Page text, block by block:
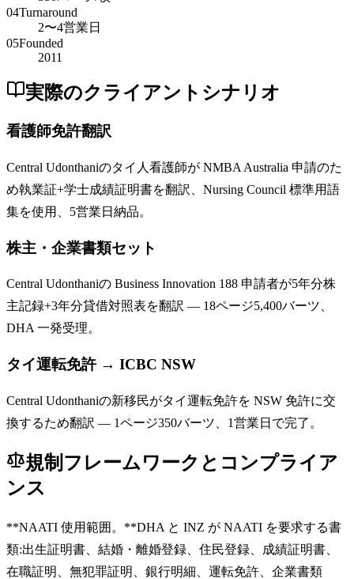
04Turnaround
2〜4営業日
05Founded
2011
実際のクライアントシナリオ
看護師免許翻訳
Central Udonthaniのタイ人看護師が NMBA Australia 申請のた
め執業証+学士成績証明書を翻訳、Nursing Council 標準用語
集を使用、5営業日納品。
株主・企業書類セット
Central Udonthaniの Business Innovation 188 申請者が5年分株
主記録+3年分貸借対照表を翻訳 — 18ページ5,400バーツ、
DHA 一発受理。
タイ運転免許 → ICBC NSW
Central Udonthaniの新移民がタイ運転免許を NSW 免許に交
換するため翻訳 — 1ページ350バーツ、1営業日で完了。
規制フレームワークとコンプライア
ンス
**NAATI 使用範囲。**DHA と INZ が NAATI を要求する書
類:出生証明書、結婚・離婚登録、住民登録、成績証明書、
在職証明、無犯罪証明、銀行明細、運転免許、企業書類